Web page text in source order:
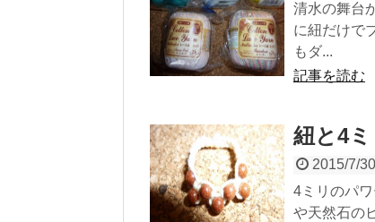
清水の舞台
に紐だけで
もダ...
記事を読む
紐と4
2015/7/30
4ミリのパ
や天然石の